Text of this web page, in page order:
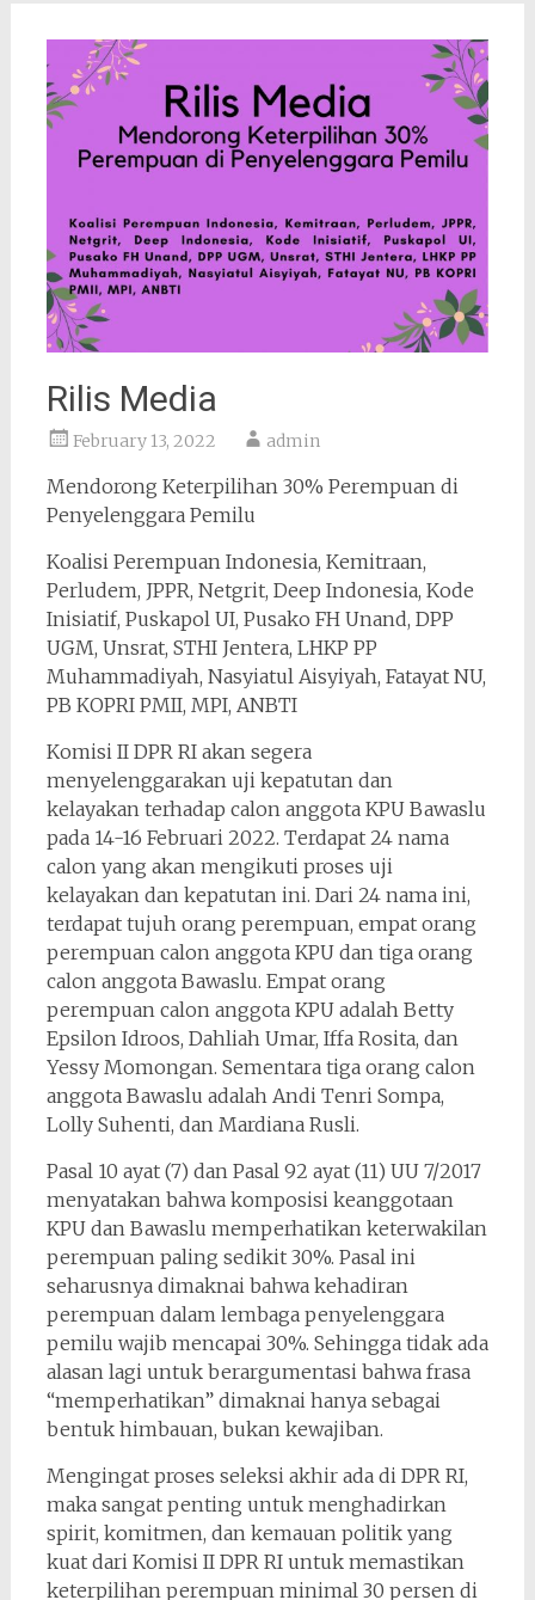
Rilis Media
February 13, 2022 admin
Mendorong Keterpilihan 30% Perempuan di
Penyelenggara Pemilu
Koalisi Perempuan Indonesia, Kemitraan,
Perludem, JPPR, Netgrit, Deep Indonesia, Kode
Inisiatif, Puskapol UI, Pusako FH Unand, DPP
UGM, Unsrat, STHI Jentera, LHKP PP
Muhammadiyah, Nasyiatul Aisyiyah, Fatayat NU,
PB KOPRI PMII, MPI, ANBTI
Komisi II DPR RI akan segera
menyelenggarakan uji kepatutan dan
kelayakan terhadap calon anggota KPU Bawaslu
pada 14-16 Februari 2022. Terdapat 24 nama
calon yang akan mengikuti proses uji
kelayakan dan kepatutan ini. Dari 24 nama ini,
terdapat tujuh orang perempuan, empat orang
perempuan calon anggota KPU dan tiga orang
calon anggota Bawaslu. Empat orang
perempuan calon anggota KPU adalah Betty
Epsilon Idroos, Dahliah Umar, Iffa Rosita, dan
Yessy Momongan. Sementara tiga orang calon
anggota Bawaslu adalah Andi Tenri Sompa,
Lolly Suhenti, dan Mardiana Rusli.
Pasal 10 ayat (7) dan Pasal 92 ayat (11) UU 7/2017
menyatakan bahwa komposisi keanggotaan
KPU dan Bawaslu memperhatikan keterwakilan
perempuan paling sedikit 30%. Pasal ini
seharusnya dimaknai bahwa kehadiran
perempuan dalam lembaga penyelenggara
pemilu wajib mencapai 30%. Sehingga tidak ada
alasan lagi untuk berargumentasi bahwa frasa
“memperhatikan” dimaknai hanya sebagai
bentuk himbauan, bukan kewajiban.
Mengingat proses seleksi akhir ada di DPR RI,
maka sangat penting untuk menghadirkan
spirit, komitmen, dan kemauan politik yang
kuat dari Komisi II DPR RI untuk memastikan
keterpilihan perempuan minimal 30 persen di